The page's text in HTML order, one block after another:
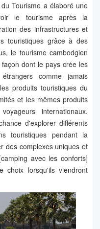
Tourisme a élaboré une
le tourisme après la
des infrastructures et
touristiques grâce à des
le tourisme cambodgien
dont le pays crée les
comme jamais
produits touristiques du
et les mêmes produits
internationaux.
d'explorer différents
touristiques pendant la
des complexes uniques et
avec les conforts]
choix lorsqu'ils viendront